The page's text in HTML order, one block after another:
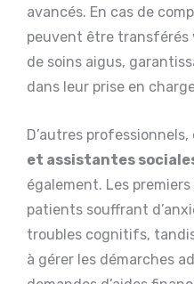
avancés. En cas de
peuvent être transférés
de soins aigus,
dans leur prise en
D’autres professionnels,
et assistantes
également. Les
patients souffrant
troubles cognitifs,
à gérer les démarches